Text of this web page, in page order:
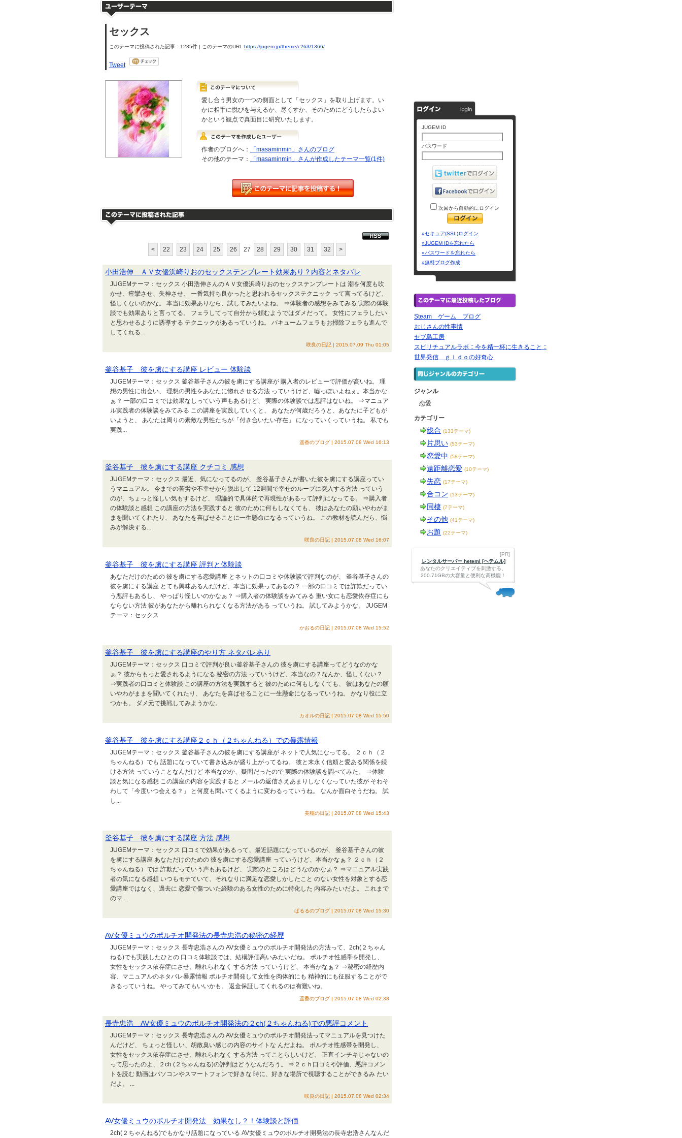
セックス
このテーマに投稿された記事：1235件 | このテーマのURL:https://jugem.jp/theme/c263/1366/
Tweet
愛し合う男女の一つの側面として「セックス」を取り上げます。い
かに相手に悦びを与えるか、尽くすか、そのためにどうしたらよい
かという観点で真面目に研究いたします。
作者のブログへ：
「masaminmin」さんのブログ
その他のテーマ：
「masaminmin」さんが作成したテーマ一覧(1件)
< 22 23 24 25 26 27 28 29 30 31 32 >
小田浩伸 ＡＶ女優浜崎りおのセックステンプレート効果あり？内容とネタバレ
JUGEMテーマ：セックス 小田浩伸さんのＡＶ女優浜崎りおのセックステンプレートは 潮を何度も吹
かせ、痙攣させ、失神させ、 一番気持ち良かったと思われるセックステクニック って言ってるけど、
怪しくないのかな。 本当に効果ありなら、試してみたいよね。 ⇒体験者の感想をみてみる 実際の体験
談でも効果ありと言ってる。 フェラしてって自分から頼むようではダメだって。 女性にフェラしたい
と思わせるように誘導する テクニックがあるっていうね。 バキュームフェラもお掃除フェラも進んで
してくれる...
咲良の日記 | 2015.07.09 Thu 01:05
釜谷基子 彼を虜にする講座 レビュー 体験談
JUGEMテーマ：セックス 釜谷基子さんの彼を虜にする講座が 購入者のレビューで評価が高いね。 理
想の男性に出会い、 理想の男性をあなたに惚れさせる方法 っていうけど、嘘っぽいよねぇ。本当かな
ぁ？ 一部の口コミでは効果なしっていう声もあるけど、 実際の体験談では悪評はないね。 ⇒マニュア
ル実践者の体験談をみてみる この講座を実践していくと、 あなたが何歳だろうと、あなたに子どもが
いようと、 あなたは周りの素敵な男性たちが「付き合いたい存在」 になっていくっていうね。 私でも
実践...
遥香のブログ | 2015.07.08 Wed 16:13
釜谷基子 彼を虜にする講座 クチコミ 感想
JUGEMテーマ：セックス 最近、気になってるのが、 釜谷基子さんが書いた彼を虜にする講座ってい
うマニュアル。 今までの苦労や不幸せから脱出して 12週間で幸せのループに突入する方法 っていう
のが、ちょっと怪しい気もするけど、 理論的で具体的で再現性があるって評判になってる。 ⇒購入者
の体験談と感想 この講座の方法を実践すると 彼のために何もしなくても、 彼はあなたの願いやわがま
まを聞いてくれたり、 あなたを喜ばせることに一生懸命になるっていうね。 この教材を読んだら、悩
みが解決する...
咲良の日記 | 2015.07.08 Wed 16:07
釜谷基子 彼を虜にする講座 評判と体験談
あなただけのための 彼を虜にする恋愛講座 とネットの口コミや体験談で評判なのが、 釜谷基子さんの
彼を虜にする講座 とても興味あるんだけど、本当に効果ってあるの？ 一部の口コミでは詐欺だってい
う悪評もあるし、 やっぱり怪しいのかなぁ？ ⇒購入者の体験談をみてみる 重い女にも恋愛依存症にも
ならない方法 彼があなたから離れられなくなる方法がある っていうね。 試してみようかな。 JUGEM
テーマ：セックス
かおるの日記 | 2015.07.08 Wed 15:52
釜谷基子 彼を虜にする講座のやり方 ネタバレあり
JUGEMテーマ：セックス 口コミで評判が良い釜谷基子さんの 彼を虜にする講座ってどうなのかな
ぁ？ 彼からもっと愛されるようになる 秘密の方法 っていうけど、本当なの？なんか、怪しくない？
⇒実践者の口コミと体験談 この講座の方法を実践すると 彼のために何もしなくても、 彼はあなたの願
いやわがままを聞いてくれたり、 あなたを喜ばせることに一生懸命になるっていうね。 かなり役に立
つかも。 ダメ元で挑戦してみようかな。
カオルの日記 | 2015.07.08 Wed 15:50
釜谷基子 彼を虜にする講座２ｃｈ（２ちゃんねる）での暴露情報
JUGEMテーマ：セックス 釜谷基子さんの彼を虜にする講座が ネットで人気になってる。 ２ｃｈ（２
ちゃんねる）でも 話題になっていて書き込みが盛り上がってるね。 彼と末永く信頼と愛ある関係を続
ける方法 っていうことなんだけど 本当なのか、疑問だったので 実際の体験談を調べてみた。 ⇒体験
談と気になる感想 この講座の内容を実践すると メールの返信さえあまりしなくなっていた彼が そわそ
わして「今度いつ会える？」 と何度も聞いてくるように変わるっていうね。 なんか面白そうだね。 試
し...
美穂の日記 | 2015.07.08 Wed 15:43
釜谷基子 彼を虜にする講座 方法 感想
JUGEMテーマ：セックス 口コミで効果があるって、最近話題になっているのが、 釜谷基子さんの彼
を虜にする講座 あなただけのための 彼を虜にする恋愛講座 っていうけど、本当かなぁ？ ２ｃｈ（２
ちゃんねる）では 詐欺だっていう声もあるけど、 実際のところはどうなのかなぁ？ ⇒マニュアル実践
者の気になる感想 いつもモテていて、それなりに満足な恋愛しかしたこと のない女性を対象とする恋
愛講座ではなく、過去に 恋愛で傷ついた経験のある女性のために特化した 内容みたいだよ。 これまで
のマ...
ぱるるのブログ | 2015.07.08 Wed 15:30
AV女優ミュウのポルチオ開発法の長寺忠浩の秘密の経歴
JUGEMテーマ：セックス 長寺忠浩さんの AV女優ミュウのポルチオ開発法の方法って、2ch(２ちゃん
ねる)でも実践したひとの 口コミ体験談では、結構評価高いみたいだね。 ポルチオ性感帯を開発し、
女性をセックス依存症にさせ、離れられなく する方法 っていうけど、 本当かなぁ？ ⇒秘密の経歴内
容、マニュアルのネタバレ暴露情報 ポルチオ開発して女性を肉体的にも 精神的にも征服することがで
きるっていうね。 やってみてもいいかも。 返金保証してくれるのは有難いね。
遥香のブログ | 2015.07.08 Wed 02:38
長寺忠浩 AV女優ミュウのポルチオ開発法の２ch(２ちゃんねる)での悪評コメント
JUGEMテーマ：セックス 長寺忠浩さんの AV女優ミュウのポルチオ開発法ってマニュアルを見つけた
んだけど、 ちょっと怪しい、胡散臭い感じの内容のサイトな んだよね。 ポルチオ性感帯を開発し、
女性をセックス依存症にさせ、離れられなく する方法 ってことらしいけど、 正直インチキじゃないの
って思ったのよ、２ch (２ちゃんねる)の評判はどうなんだろう。 ⇒２ｃｈ口コミや評価、悪評コメン
トを読む 動画はパソコンやスマートフォンで好きな 時に、好きな場所で視聴することができるみ たい
だよ。 ...
咲良の日記 | 2015.07.08 Wed 02:34
AV女優ミュウのポルチオ開発法 効果なし？！体験談と評価
2ch(２ちゃんねる)でもかなり話題になっている AV女優ミュウのポルチオ開発法の長寺忠浩さんなんだ
JUGEM ID
パスワード
次回から自動的にログイン
»セキュア(SSL)ログイン
»JUGEM IDを忘れたら
»パスワードを忘れたら
»無料ブログ作成
Steam ゲーム ブログ
おじさんの性事情
セブ島工房
スピリチュアルラボ :: 今を精一杯に生きること ::
世界発信 ｇｉｄｏの好奇心
ジャンル
恋愛
カテゴリー
総合 (133テーマ)
片思い (53テーマ)
恋愛中 (58テーマ)
遠距離恋愛 (10テーマ)
失恋 (17テーマ)
合コン (13テーマ)
同棲 (7テーマ)
その他 (41テーマ)
お題 (22テーマ)
[PR]
レンタルサーバー heteml [ヘテムル]
あなたのクリエイティブを刺激する、
200.71GBの大容量と便利な高機能！